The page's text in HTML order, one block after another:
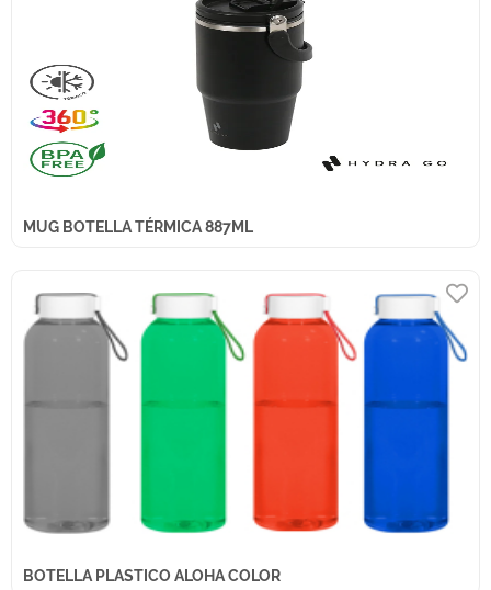
MUG BOTELLA TÉRMICA 887ML
BOTELLA PLASTICO ALOHA COLOR